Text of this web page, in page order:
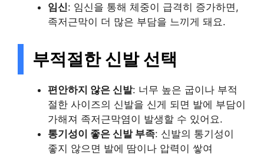
임신: 임신을 통해 체중이 급격히 증가하면,
족저근막이 더 많은 부담을 느끼게 돼요.
부적절한 신발 선택
편안하지 않은 신발: 너무 높은 굽이나 부적
절한 사이즈의 신발을 신게 되면 발에 부담이
가해져 족저근막염이 발생할 수 있어요.
통기성이 좋은 신발 부족: 신발의 통기성이
좋지 않으면 발에 땀이나 압력이 쌓여